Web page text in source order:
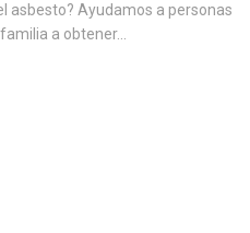
asbesto? Ayudamos a personas
a obtener...